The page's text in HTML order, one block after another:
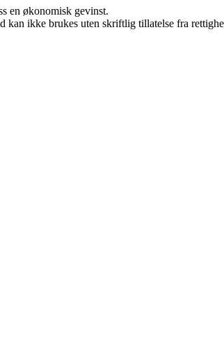
en økonomisk gevinst.
ikke brukes uten skriftlig tillatelse fra